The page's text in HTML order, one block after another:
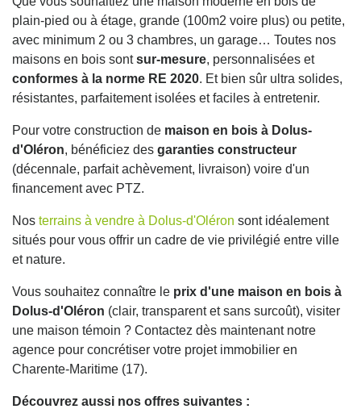
plain-pied ou à étage, grande (100m2 voire plus) ou petite,
avec minimum 2 ou 3 chambres, un garage… Toutes nos
maisons en bois sontsur-mesure, personnalisées et
conformes à la norme RE 2020. Et bien sûr ultra solides,
résistantes, parfaitement isolées et faciles à entretenir.
Pour votre construction de maison en bois à Dolus-
d'Oléron, bénéficiez des garanties constructeur
(décennale, parfait achèvement, livraison) voire d'un
financement avec PTZ.
Nos terrains à vendre à Dolus-d'Oléron sont idéalement
situés pour vous offrir un cadre de vie privilégié entre ville
et nature.
Vous souhaitez connaître le prix d'une maison en bois à
Dolus-d'Oléron (clair, transparent et sans surcoût), visiter
une maison témoin ? Contactez dès maintenant notre
agence pour concrétiser votre projet immobilier en
Charente-Maritime (17).
Découvrez aussi nos offres suivantes :